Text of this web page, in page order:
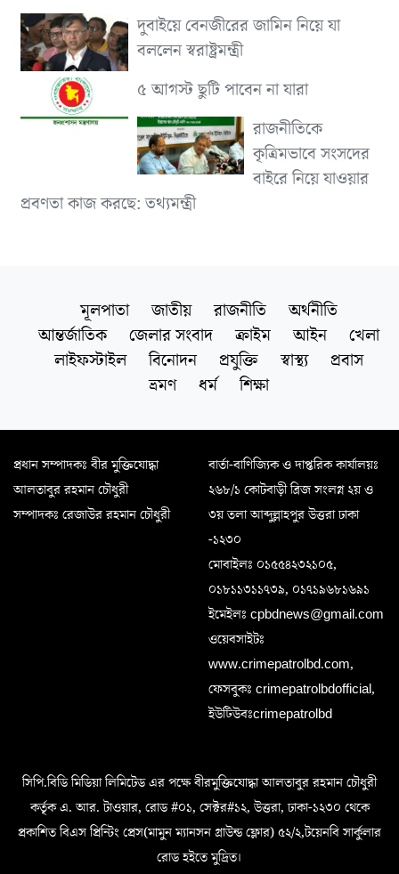
দুবাইয়ে বেনজীরের জামিন নিয়ে যা
বললেন স্বরাষ্ট্রমন্ত্রী
৫ আগস্ট ছুটি পাবেন না যারা
রাজনীতিকে
কৃত্রিমভাবে সংসদের
বাইরে নিয়ে যাওয়ার
প্রবণতা কাজ করছে: তথ্যমন্ত্রী
মূলপাতা জাতীয় রাজনীতি
অর্থনীতি
আন্তর্জাতিক
জেলার সংবাদ ক্রাইম আইন
খেলা
লাইফস্টাইল
বিনোদন প্রযুক্তি স্বাস্থ্য
প্রবাস
ভ্রমণ
ধর্ম শিক্ষা
প্রধান সম্পাদকঃ বীর মুক্তিযোদ্ধা
আলতাবুর রহমান চৌধুরী
সম্পাদকঃ রেজাউর রহমান চৌধুরী
বার্তা-বাণিজ্যিক ও দাপ্তরিক কার্যালয়ঃ
২৬৮/১ কোটবাড়ী ব্রিজ সংলগ্ন ২য় ও
৩য় তলা আব্দুল্লাহপুর উত্তরা ঢাকা
-১২৩০
মোবাইলঃ ০১৫৫৪২৩২১০৫,
০১৮১১৩১১৭৩৯, ০১৭১৯৬৮১৬৯১
ইমেইলঃ cpbdnews@gmail.com
ওয়েবসাইটঃ
www.crimepatrolbd.com,
ফেসবুকঃ crimepatrolbdofficial,
ইউটিউবঃcrimepatrolbd
সিপি.বিডি মিডিয়া লিমিটেড এর পক্ষে বীরমুক্তিযোদ্ধা আলতাবুর রহমান চৌধুরী
কর্তৃক এ. আর. টাওয়ার, রোড #০১, সেক্টর#১২, উত্তরা, ঢাকা-১২৩০ থেকে
প্রকাশিত বিএস প্রিন্টিং প্রেস(মামুন ম্যানসন গ্রাউন্ড ফ্লোর) ৫২/২,টয়েনবি সার্কুলার
রোড হইতে মুদ্রিত।